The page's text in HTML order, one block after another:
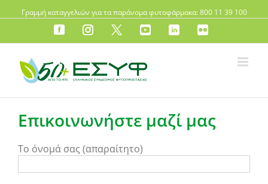
Γραμμή καταγγελιών για τα παράνομα φυτοφάρμακα: 800 11 39 100
FB instagram
X YouTubeLinkedInFlickr
Επικοινωνήστε μαζί μας
Το όνομά σας (απαραίτητο)